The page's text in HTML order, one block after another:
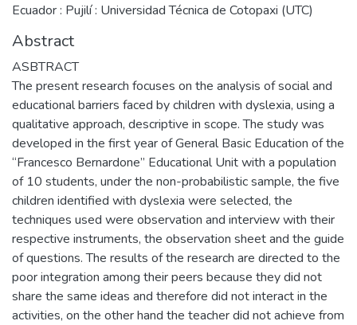
Ecuador : Pujilí : Universidad Técnica de Cotopaxi (UTC)
Abstract
ASBTRACT
The present research focuses on the analysis of social and
educational barriers faced by children with dyslexia, using a
qualitative approach, descriptive in scope. The study was
developed in the first year of General Basic Education of the
“Francesco Bernardone” Educational Unit with a population
of 10 students, under the non-probabilistic sample, the five
children identified with dyslexia were selected, the
techniques used were observation and interview with their
respective instruments, the observation sheet and the guide
of questions. The results of the research are directed to the
poor integration among their peers because they did not
share the same ideas and therefore did not interact in the
activities, on the other hand the teacher did not achieve from